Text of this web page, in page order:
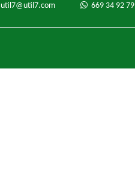
util7@util7.com 669 34 92 79